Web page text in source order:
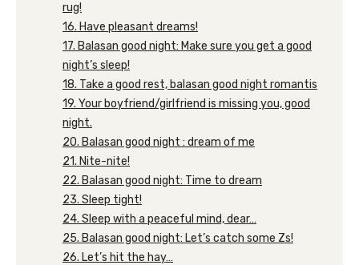
rug!
16. Have pleasant dreams!
17. Balasan good night: Make sure you get a good
night’s sleep!
18. Take a good rest, balasan good night romantis
19. Your boyfriend/girlfriend is missing you, good
night.
20. Balasan good night : dream of me
21. Nite-nite!
22. Balasan good night: Time to dream
23. Sleep tight!
24. Sleep with a peaceful mind, dear…
25. Balasan good night: Let’s catch some Zs!
26. Let’s hit the hay…